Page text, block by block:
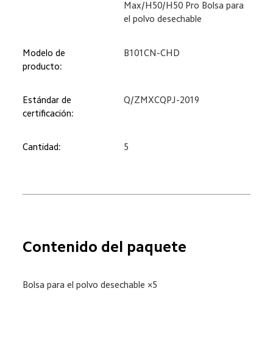
Max/H50/H50 Pro Bolsa para
el polvo desechable
Modelo de
producto:
B101CN-CHD
Estándar de
certificación:
Q/ZMXCQPJ-2019
Cantidad: 5
Contenido del paquete
Bolsa para el polvo desechable ×5